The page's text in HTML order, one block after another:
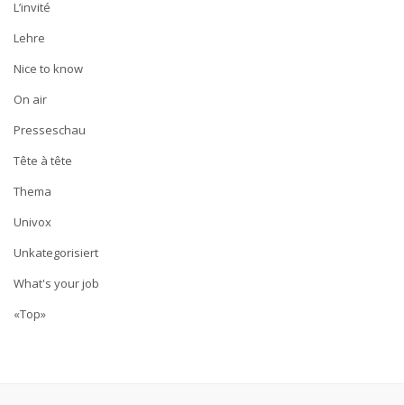
L’invité
Lehre
Nice to know
On air
Presseschau
Tête à tête
Thema
Univox
Unkategorisiert
What's your job
«Top»